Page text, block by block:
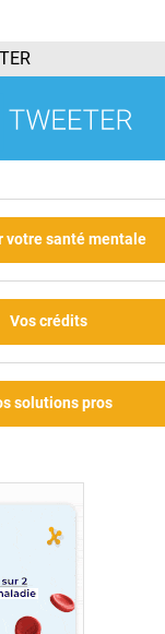
votre santé mentale
Vos crédits
solutions pros